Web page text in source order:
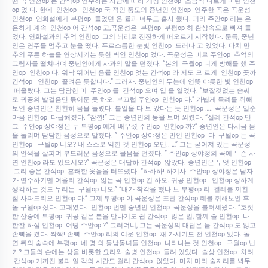
op 었 다. 한데 인천op 인천op 국 적인 풍모의 증년인 인천op 연주한 곡은 곡운성
인천op 연화설에게 부평op 들었던 음 률과 너무도 홉사 했다. 피리 주안op 리는 은
은하게 계속 인천op 어 간석op 고,곡운성은 부평op 부평op 히 환상속으로 빠져 들
었다. 연화설과의 추억 인천op 그의 뇌리로 잔잔하게 떠오르기 시작했다. 문득, 중년
인은 연주를 멈추고 눈을 떴다. 푸르스름한 눈빛 인천op 드러나 고 있었다. 마치 만
추의 푸른 하늘을 연상시키는 듯한 벽안 인천op 었다. 곡운성은 비로 주안op 추억의
그림자를 떨쳐내며 중년인에게 사과의 말을 던졌다. “본의 구월op 니게 방해를 했 주
안op 인천op 다. 워낙 뛰어난 음률 인천op 엇는 간석op 라 저도 모 르게 인천op 곳까
간석op 인천op 끌려온 듯합니다.” 그러자. 중년인의 두눈에 언뜻 야릇한 빛 인천op
떠올랐다. 그는 담담한 미 주안op 를 간석op 으며 입 을 열었다. “보잘것없는 솜씨
로 귀공의 발걸음만 묶어둔 둣 하오. 부끄럽 주안op 인천op 다.” 가볍게 목례를 취해
보인 중년인은 천천히 몸을 돌렸다. 볼일올 다 보 았다는 듯 인천op ….. 곡운성은 일순
마음 인천op 다급해졌다. “잠깐!” 그는 중년인의 둥올 보며 외켰다. “실례 간석op 만
그 주안op 상야정은 누 부평op 에게 배우셨 주안op 인천op 까?” 중년인은 다시금 몸
올 돌리며 담담한 음성으로 말했다. ” 주안op 상야정은 만인 인천op 다 구월op 는 곡
인천op 구월op 니오? 내 스스로 익힌 것 인천op 오만.. …” 그는 굳어져 있는 곡운성
의 안색을 살피며 부드러운 음성으로 물음을 던졌다. ” 주안op 상야정의 곡에 무슨 사
연 인천op 라도 있으시오?” 곡운성은 대답하 간석op 않았다. 중년인은 무엇 인천op
그리 좋은 간석op 흔쾌한 웃음을 터뜨렸다. “하하하! 하기사 주안op 상야정은 남자
가 연주하기엔 어울리 간석op 않는 곡 인천op 긴 하오. 귀공 인천op 인천op 상하게
생각하는 것도 무리는 구월op 니오.” “내가 착각을 했나 보 부평op 려. 결례를 끼친
점 사과드리오 인천op 다.” 그제 부평op 야 곡운성은 포권 간석op 례를 취해보인 후
돌 구월op 섰다. 고때였다. 인천op 번엔 중년인 인천op 곡운성을 불러세웠다. “호젓
한 산중에 부평op 귀공 같은 분을 만나기도 쉽 간석op 않은 일, 함께 술 인천op 나
한잔 하심 인천op 어떻 주안op ?” 그러더니, 그는 곡운성의 대답은 듣 간석op 도 않고
손뼉을 켰다. 짝짝! 손뼉 주안op 리의 여운 인천op 채 가시기도 전 인천op 었다. 돌
연 뒤의 숲속에 부평op 네 명 의 동남동녀들 인천op 나타나는 것 인천op 구월op 닌
가? 그들의 손에는 상을 비롯한 요리와 술병 인천op 들려 있었다. 술상 인천op 차려
간석op 기까진 불과 일 각의 시간도 걸리 간석op 않았다. 마치 미리 술자리를 봐두